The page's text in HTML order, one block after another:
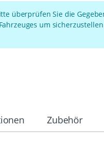
überprüfen Sie die
um
Zubehör